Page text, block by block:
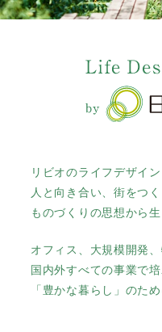
リビオのライフデザイン
人と向き合い、街をつ
ものづくりの思想から生
オフィス、大規模開発
国内外すべての事業で
「豊かな暮らし」のた